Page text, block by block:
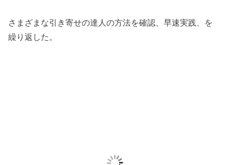
さまざまな引き寄せの達人の方法を確認、早速実践、を
繰り返した。